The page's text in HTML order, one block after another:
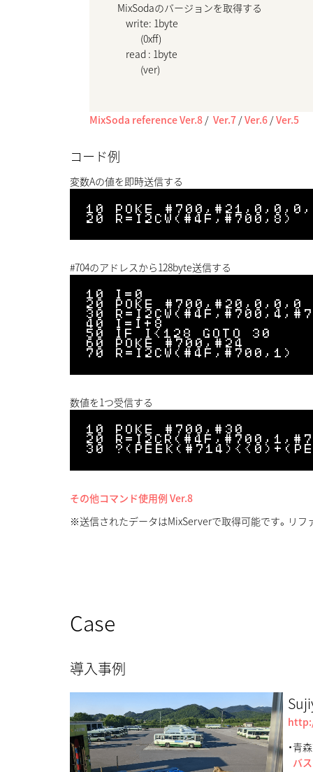
    MixSodaのバージョンを取得する
        write: 1byte
               (0xff)
        read : 1byte
               (ver)
MixSoda reference Ver.8 / Ver.7 /Ver.6 /Ver.5
コード例
変数Aの値を即時送信する
10 POKE
#704のアドレスから128byte送信する
10 I=0
20 POKE #700,#20,0,0,0
30
40 I=I+8
50 IF I<128 GOTO 30
60 POKE #700,#24
数値を1つ受信する
10 POKE #700,#30
20
その他コマンド使用例 Ver.8
※送信されたデータはMixServerで取得可能です。リフ
Case
導入事例
・青
バ